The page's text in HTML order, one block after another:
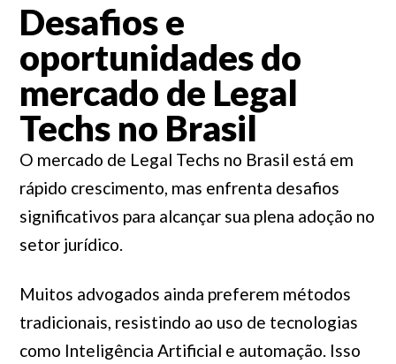
Desafios e
oportunidades do
mercado de Legal
Techs no Brasil
O mercado de Legal Techs no Brasil está em
rápido crescimento, mas enfrenta desafios
significativos para alcançar sua plena adoção no
setor jurídico.
Muitos advogados ainda preferem métodos
tradicionais, resistindo ao uso de tecnologias
como Inteligência Artificial e automação. Isso